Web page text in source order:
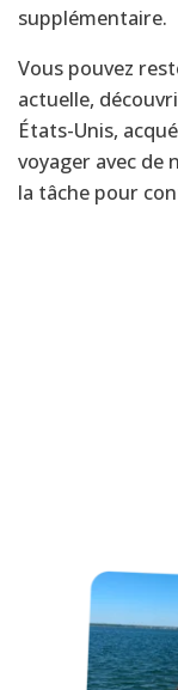
supplémentaire.
Vous pouvez
actuelle,
États-Unis,
voyager avec de
la tâche pour